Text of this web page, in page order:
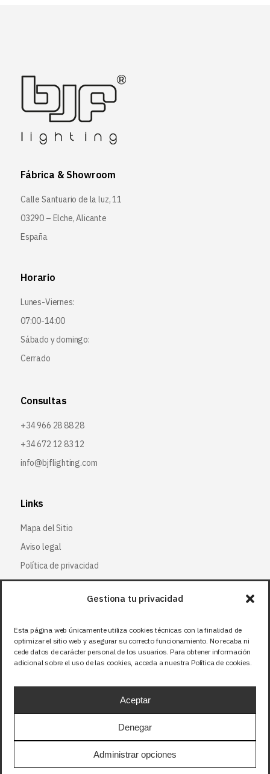
Gestiona tu privacidad
Esta página web únicamente utiliza cookies técnicas con la finalidad de
optimizar el sitio web y asegurar su correcto funcionamiento. No recaba ni
cede datos de carácter personal de los usuarios. Para obtener información
adicional sobre el uso de las cookies, acceda a nuestra Política de cookies.
Aceptar
Denegar
Administrar opciones
Fábrica & Showroom
Calle Santuario de la luz, 11
03290 – Elche, Alicante
España
Horario
Lunes-Viernes:
07:00-14:00
Sábado y domingo:
Cerrado
Consultas
+34 966 28 88 28
+34 672 12 83 12
info@bjflighting.com
Links
Mapa del Sitio
Aviso legal
Política de privacidad
Política de cookies
Síguenos
Facebook
X (Twitter)
Instagram
Precios sin IVA (21%). Tasa RAEE incluida en
aquellos productos que corresponda.